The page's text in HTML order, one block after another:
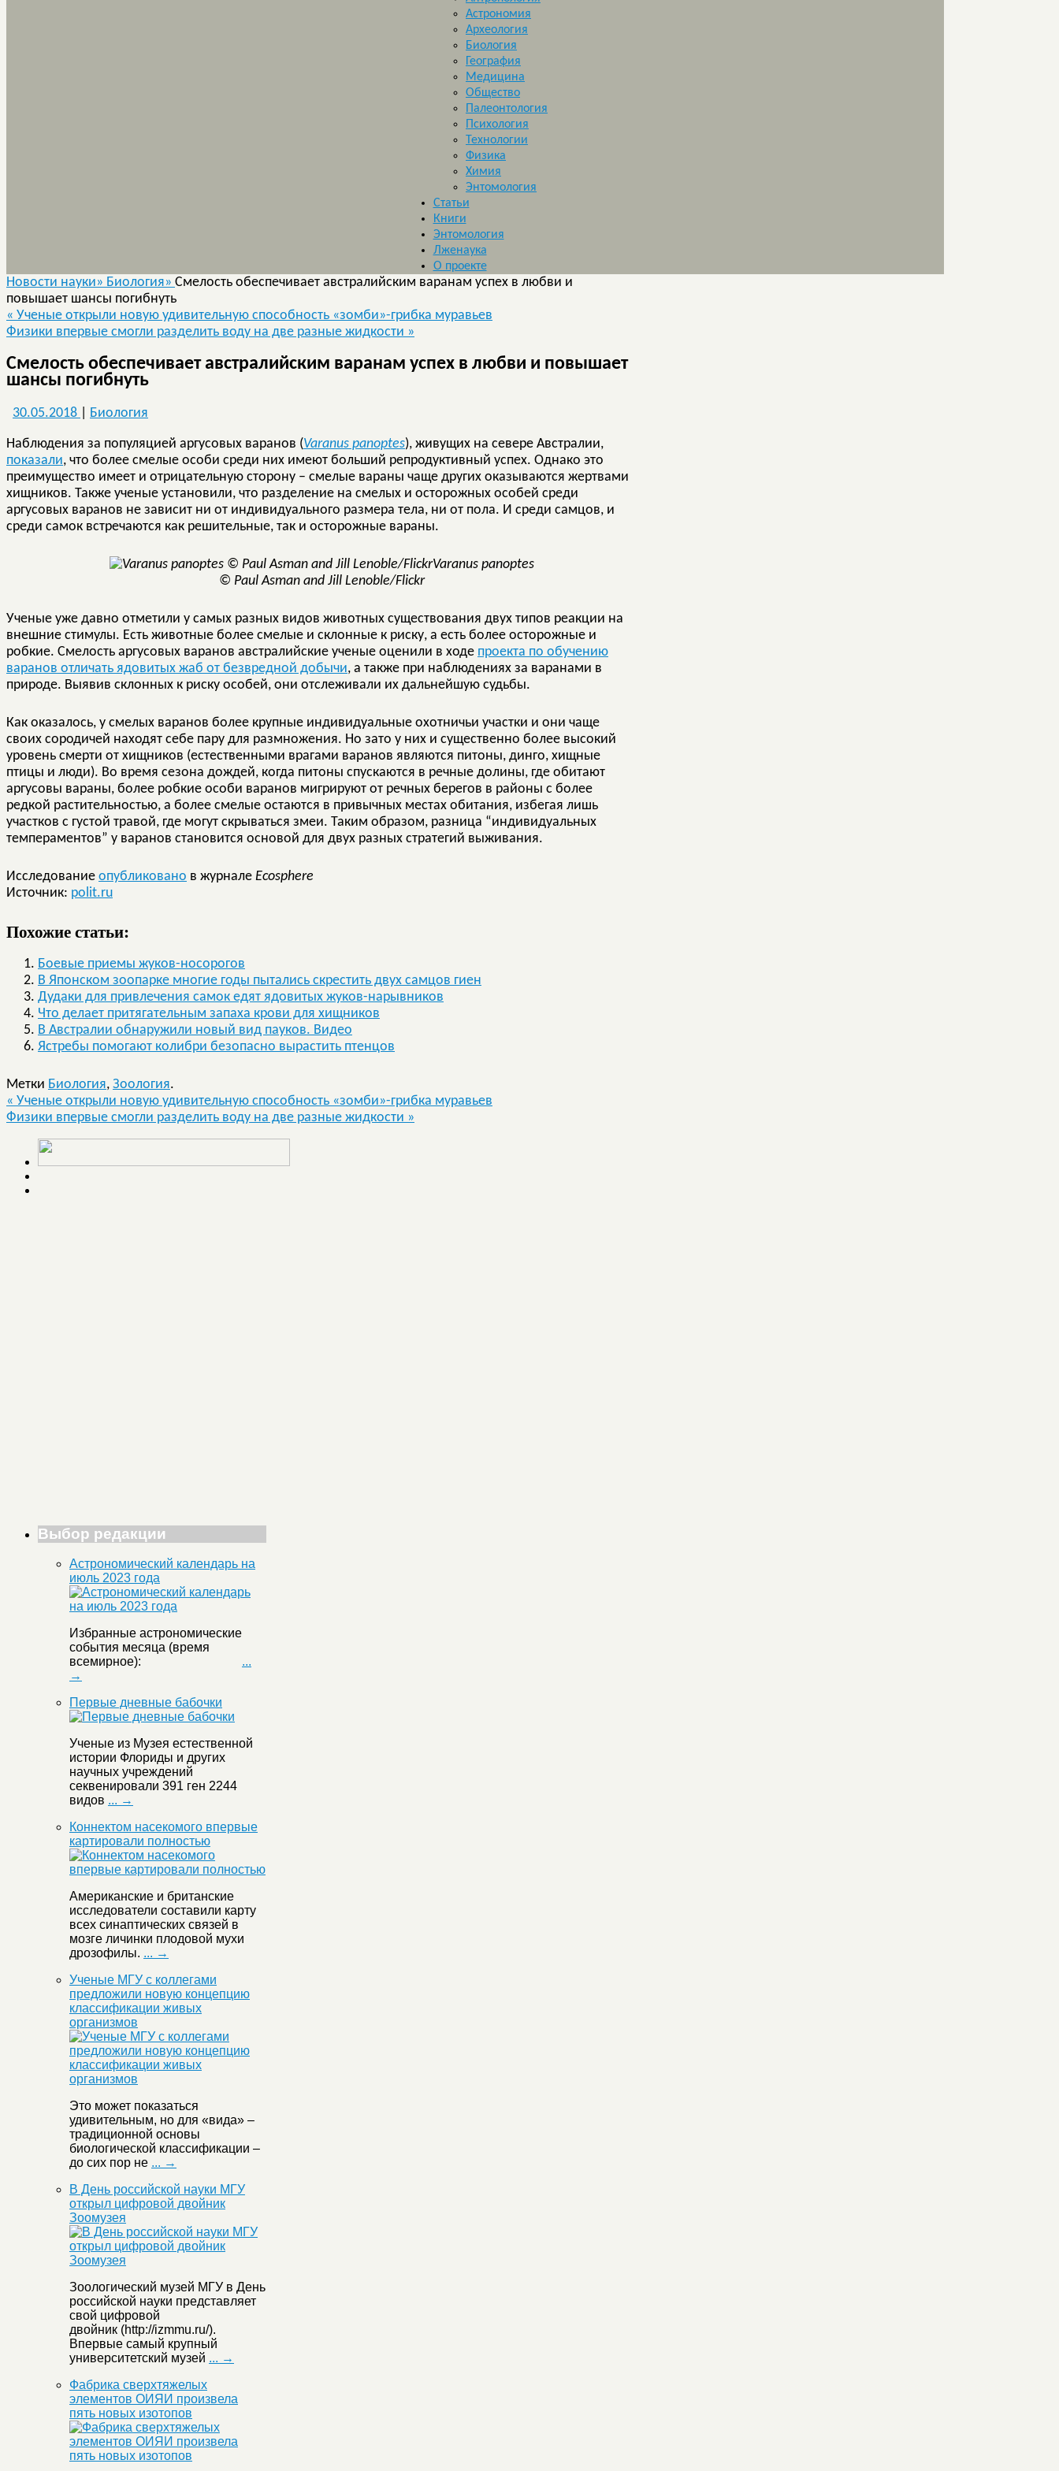
Астрономия
Археология
Биология
География
Медицина
Общество
Палеонтология
Психология
Технологии
Физика
Химия
Энтомология
Статьи
Книги
Энтомология
Лженаука
О проекте
Новости науки» Биология» Смелость обеспечивает австралийским варанам успех в любви и
повышает шансы погибнуть
« Ученые открыли новую удивительную способность «зомби»-грибка муравьев
Физики впервые смогли разделить воду на две разные жидкости »
Смелость обеспечивает австралийским варанам успех в любви и повышает
шансы погибнуть
30.05.2018 Биология
Наблюдения за популяцией аргусовых варанов (Varanus panoptes), живущих на севере Австралии,
показали, что более смелые особи среди них имеют больший репродуктивный успех. Однако это
преимущество имеет и отрицательную сторону – смелые вараны чаще других оказываются жертвами
хищников. Также ученые установили, что разделение на смелых и осторожных особей среди
аргусовых варанов не зависит ни от индивидуального размера тела, ни от пола. И среди самцов, и
среди самок встречаются как решительные, так и осторожные вараны.
Varanus panoptes
© Paul Asman and Jill Lenoble/Flickr
Ученые уже давно отметили у самых разных видов животных существования двух типов реакции на
внешние стимулы. Есть животные более смелые и склонные к риску, а есть более осторожные и
робкие. Смелость аргусовых варанов австралийские ученые оценили в ходе проекта по обучению
варанов отличать ядовитых жаб от безвредной добычи, а также при наблюдениях за варанами в
природе. Выявив склонных к риску особей, они отслеживали их дальнейшую судьбы.
Как оказалось, у смелых варанов более крупные индивидуальные охотничьи участки и они чаще
своих сородичей находят себе пару для размножения. Но зато у них и существенно более высокий
уровень смерти от хищников (естественными врагами варанов являются питоны, динго, хищные
птицы и люди). Во время сезона дождей, когда питоны спускаются в речные долины, где обитают
аргусовы вараны, более робкие особи варанов мигрируют от речных берегов в районы с более
редкой растительностью, а более смелые остаются в привычных местах обитания, избегая лишь
участков с густой травой, где могут скрываться змеи. Таким образом, разница “индивидуальных
темпераментов” у варанов становится основой для двух разных стратегий выживания.
Исследование опубликовано в журнале Ecosphere
Источник: polit.ru
Похожие статьи:
Боевые приемы жуков-носорогов
В Японском зоопарке многие годы пытались скрестить двух самцов гиен
Дудаки для привлечения самок едят ядовитых жуков-нарывников
Что делает притягательным запаха крови для хищников
В Австралии обнаружили новый вид пауков. Видео
Ястребы помогают колибри безопасно вырастить птенцов
Метки Биология, Зоология.
« Ученые открыли новую удивительную способность «зомби»-грибка муравьев
Физики впервые смогли разделить воду на две разные жидкости »
Выбор редакции
Астрономический календарь на
июль 2023 года
Избранные астрономические
события месяца (время
всемирное): ...
→
Первые дневные бабочки
Ученые из Музея естественной
истории Флориды и других
научных учреждений
секвенировали 391 ген 2244
видов ... →
Коннектом насекомого впервые
картировали полностью
Американские и британские
исследователи составили карту
всех синаптических связей в
мозге личинки плодовой мухи
дрозофилы. ... →
Ученые МГУ с коллегами
предложили новую концепцию
классификации живых
организмов
Это может показаться
удивительным, но для «вида» –
традиционной основы
биологической классификации –
до сих пор не ... →
В День российской науки МГУ
открыл цифровой двойник
Зоомузея
Зоологический музей МГУ в День
российской науки представляет
свой цифровой
двойник (http://izmmu.ru/).
Впервые самый крупный
университетский музей ... →
Фабрика сверхтяжелых
элементов ОИЯИ произвела
пять новых изотопов